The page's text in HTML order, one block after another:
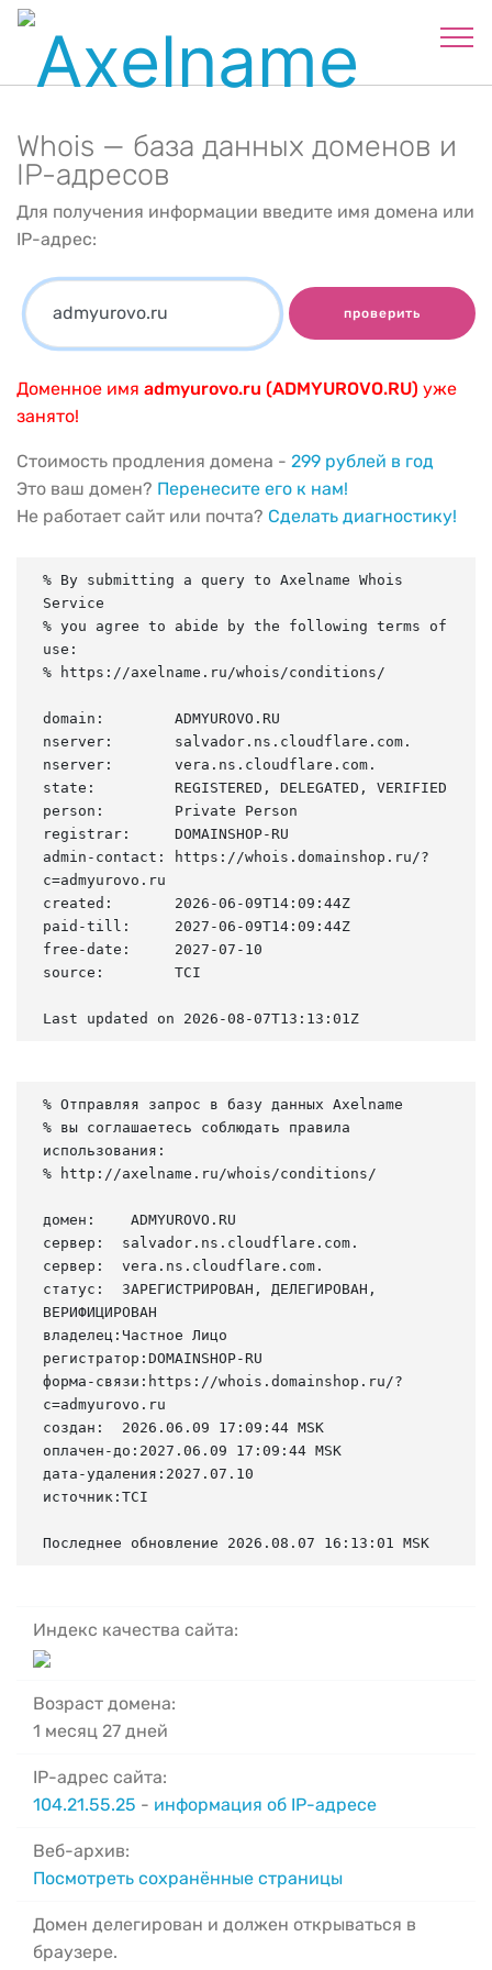
Whois — база данных доменов и
IP-адресов
Для получения информации введите имя домена или
IP-адрес:
проверить
Доменное имя admyurovo.ru (ADMYUROVO.RU) уже
занято!
Стоимость продления домена - 299 рублей в год
Это ваш домен? Перенесите его к нам!
Не работает сайт или почта? Сделать диагностику!
% By submitting a query to Axelname Whois
Service
% you agree to abide by the following terms of
use:
% https://axelname.ru/whois/conditions/
domain:        ADMYUROVO.RU
nserver:       salvador.ns.cloudflare.com.
nserver:       vera.ns.cloudflare.com.
state:         REGISTERED, DELEGATED, VERIFIED
person:        Private Person
registrar:     DOMAINSHOP-RU
admin-contact: https://whois.domainshop.ru/?
c=admyurovo.ru
created:       2026-06-09T14:09:44Z
paid-till:     2027-06-09T14:09:44Z
free-date:     2027-07-10
source:        TCI
Last updated on 2026-08-07T13:13:01Z
% Отправляя запрос в базу данных Axelname
% вы соглашаетесь соблюдать правила
использования:
% http://axelname.ru/whois/conditions/
домен:    ADMYUROVO.RU
сервер:  salvador.ns.cloudflare.com.
сервер:  vera.ns.cloudflare.com.
статус:  ЗАРЕГИСТРИРОВАН, ДЕЛЕГИРОВАН,
ВЕРИФИЦИРОВАН
владелец:Частное Лицо
регистратор:DOMAINSHOP-RU
форма-связи:https://whois.domainshop.ru/?
c=admyurovo.ru
создан:  2026.06.09 17:09:44 MSK
оплачен-до:2027.06.09 17:09:44 MSK
дата-удаления:2027.07.10
источник:TCI
Последнее обновление 2026.08.07 16:13:01 MSK
Индекс качества сайта:
Возраст домена:
1 месяц 27 дней
IP-адрес сайта:
104.21.55.25 - информация об IP-адресе
Веб-архив:
Посмотреть сохранённые страницы
Домен делегирован и должен открываться в
браузере.